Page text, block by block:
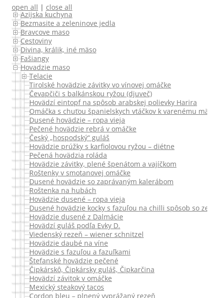
open all | close all
Azijska kuchyna
Bezmasite a zeleninove jedla
Bravcove maso
Cestoviny
Divina, králik, iné mäso
Fašiangy
Hovadzie maso
Telacie
Tirolské hovädzie závitky vo vínovej omáčke
Čevapčiči s balkánskou ryžou (djuveč)
Hovädzí eintopf na spôsob arabskej polievky Harira
Omáčka s chuťou španielskych vtáčkov k varenému
Dusené hovädzie – ropa vieja
Pečené hovädzie rebrá v omáčke
Český „hospodský“ guláš
Hovädzie prúžky s karfiolovou ryžou – diétne
Pečená hovädzia roláda
Hovädzie závitky, plené špenátom a vajíčkom
Roštenky v smotanovej omáčke
Dusené hovädzie so zaprávaným kalerábom
Roštenka na hubách
Hovädzie dusené – ropa vieja
Dusené hovädzie kocky s fazuľou na chilli spôsob so
Hovädzie dusené z Dalmácie
Hovädzí guláš podľa Evky D.
Viedenský rezeň – wiener schnitzel
Hovädzie daubé na víne
Hovädzie s fazuľou a fazuľkami
Štefanské hovädzie pečené
Čipkárskô, Čipkársky guláš, Čipkarčina
Hovädzí závitok v omáčke
Mexický steakový tacos
Cordon bleu – plnený vyprážaný rezeň